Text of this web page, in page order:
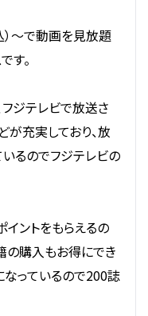
～で動画を見放題
す。
ジテレビで放送さ
が充実しており、放
るのでフジテレビの
ントをもらえるの
の購入もお得にでき
なっているので200誌